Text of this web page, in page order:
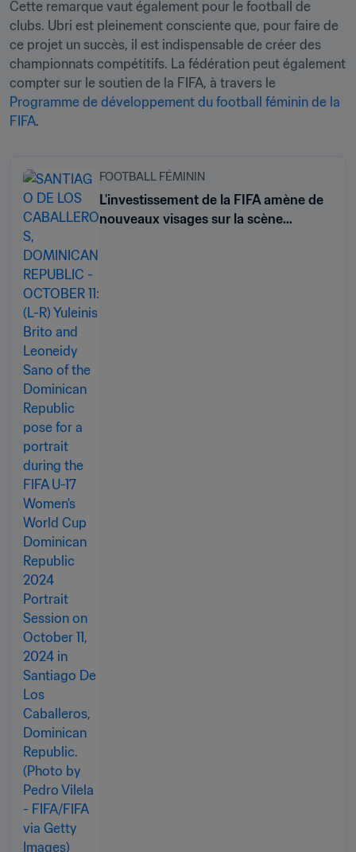
Cette remarque vaut également pour le football de
clubs. Ubri est pleinement consciente que, pour faire de
ce projet un succès, il est indispensable de créer des
championnats compétitifs. La fédération peut également
Programme de développement du football féminin de la
FIFA.
FOOTBALL FÉMININ
L'investissement de la FIFA amène de
nouveaux visages sur la scène